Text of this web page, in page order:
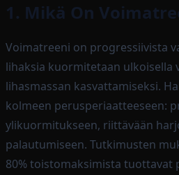
1. Mikä On
Voimatreeni on progressiivista
lihaksia kuormitetaan ulkoisella
lihasmassan kasvattamiseksi.
kolmeen perusperiaatteeseen:
ylikuormitukseen, riittävään
palautumiseen. Tutkimusten
80% toistomaksimista tuottavat